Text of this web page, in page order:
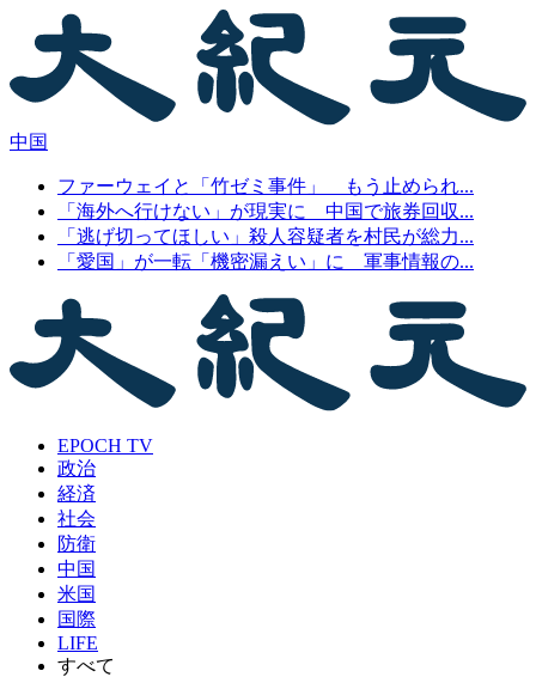
中国
ファーウェイと「竹ゼミ事件」 もう止められ...
「海外へ行けない」が現実に 中国で旅券回収...
「逃げ切ってほしい」殺人容疑者を村民が総力...
「愛国」が一転「機密漏えい」に 軍事情報の...
EPOCH TV
政治
経済
社会
防衛
中国
米国
国際
LIFE
すべて